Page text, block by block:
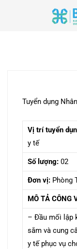
Tuyển dụng
Vị trí tuyển
y tế
Số lượng: 02
Đơn vị: Phòng
MÔ TẢ CÔNG
– Đầu mối lập
sắm và cung
y tế phục vụ